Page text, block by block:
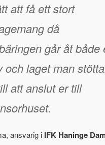
att få ett stort
då
går åt både
och laget man
att anslut er till
ansvarig i IFK Haninge